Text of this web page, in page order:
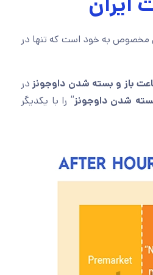
مخصوص به خود است که تنها در
باز و بسته شدن داوجونزدر
شدن داوجونز” را با یکدیگر